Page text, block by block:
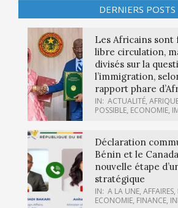
DERNIERS POSTS
Les Africains sont
libre circulation,
divisés sur la
l’immigration,
rapport phare
IN: ACTUALITÉ,
POSSIBLE, ECONOMIE,
Déclaration
Bénin et le
nouvelle étape
stratégique
IN: A LA UNE, AFFAIRES,
ECONOMIE, FINANCE,